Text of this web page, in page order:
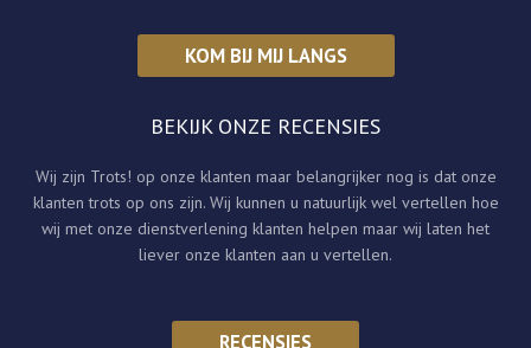
KOM BIJ MIJ LANGS
BEKIJK ONZE RECENSIES
Wij zijn Trots! op onze klanten maar belangrijker nog is dat onze
klanten trots op ons zijn. Wij kunnen u natuurlijk wel vertellen hoe
wij met onze dienstverlening klanten helpen maar wij laten het
liever onze klanten aan u vertellen.
RECENSIES